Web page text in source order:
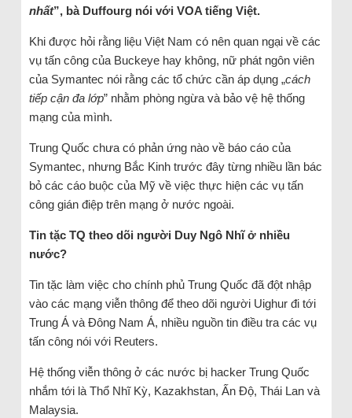
nhất”, bà Duffourg nói với VOA tiếng Việt.
Khi được hỏi rằng liệu Việt Nam có nên quan ngại về các
vụ tấn công của Buckeye hay không, nữ phát ngôn viên
của Symantec nói rằng các tổ chức cần áp dụng „cách
tiếp cận đa lớp” nhằm phòng ngừa và bảo vệ hệ thống
mạng của mình.
Trung Quốc chưa có phản ứng nào về báo cáo của
Symantec, nhưng Bắc Kinh trước đây từng nhiều lần bác
bỏ các cáo buộc của Mỹ về việc thực hiện các vụ tấn
công gián điệp trên mạng ở nước ngoài.
Tin tặc TQ theo dõi người Duy Ngô Nhĩ ở nhiều
nước?
Tin tặc làm việc cho chính phủ Trung Quốc đã đột nhập
vào các mạng viễn thông để theo dõi người Uighur đi tới
Trung Á và Đông Nam Á, nhiều nguồn tin điều tra các vụ
tấn công nói với Reuters.
Hệ thống viễn thông ở các nước bị hacker Trung Quốc
nhắm tới là Thổ Nhĩ Kỳ, Kazakhstan, Ấn Độ, Thái Lan và
Malaysia.